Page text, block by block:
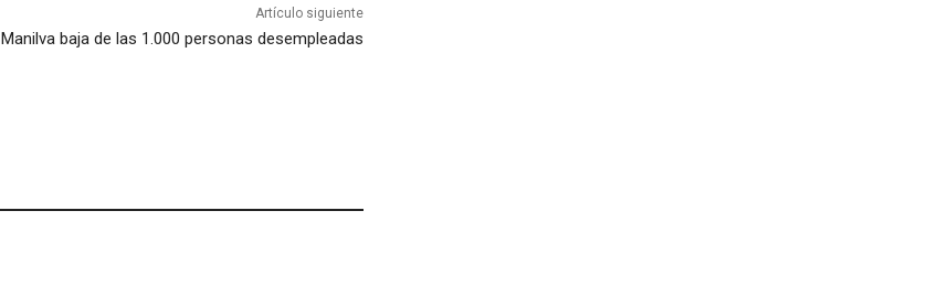
Artículo siguiente
Manilva baja de las 1.000 personas desempleadas